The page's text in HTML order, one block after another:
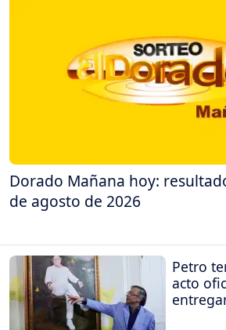
Dorado Mañana hoy:
de agosto de 2026
Petro
acto